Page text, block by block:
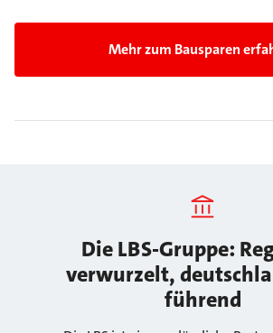
Mehr zum Bausparen
Die LBS-Gruppe:
verwurzelt,
führend